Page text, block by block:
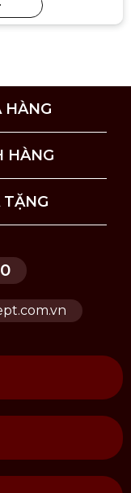
HÀNG
HÀNG
TẶNG